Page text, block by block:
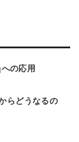
の応用
らどうなるの